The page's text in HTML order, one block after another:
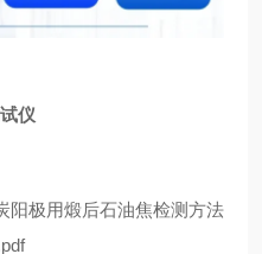
仪
阳极用煅后石油焦检测方法